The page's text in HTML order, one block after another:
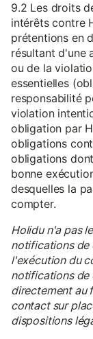
9.2 Les droits
intérêts contre
prétentions en
résultant d'une
ou de la
essentielles
responsabilité
violation
obligation par
obligations
obligations
bonne
desquelles la
compter.
Holidu n'a pas
notifications de
l'exécution du
notifications de
directement au
contact sur
dispositions